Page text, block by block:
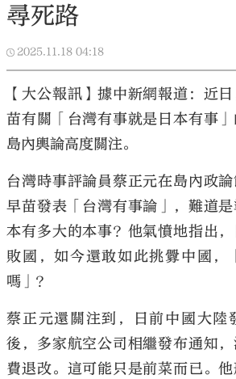
尋死路
2025.11.18 04:18
【大公報訊】據中新網報道：近
苗有關「台灣有事就是日本有事
島內輿論高度關注。
台灣時事評論員蔡正元在島內政
早苗發表「台灣有事論」，難道
本有多大的本事？他氣憤地指出
敗國，如今還敢如此挑釁中國，
嗎」？
蔡正元還關注到，日前中國大陸
後，多家航空公司相繼發布通知
費退改。這可能只是前菜而已。